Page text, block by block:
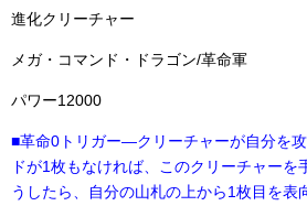
進化クリーチャー
メガ・コマンド・ドラゴン/革命軍
パワー12000
■革命0トリガー―クリーチャーが自分を
ドが1枚もなければ、このクリーチャーを
うしたら、自分の山札の上から1枚目を表